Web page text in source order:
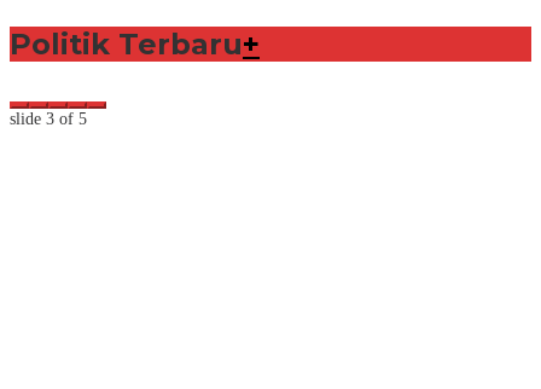
Politik Terbaru+
slide 3 of 5